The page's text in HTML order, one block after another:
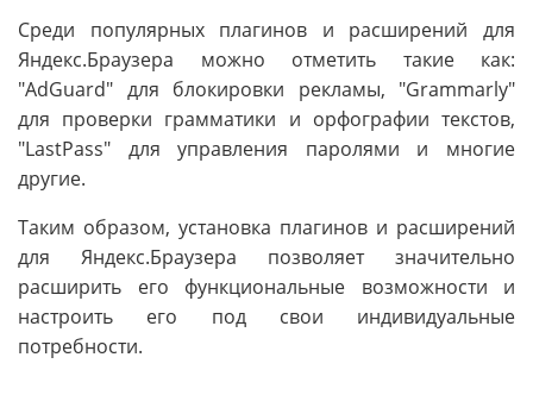
Среди популярных плагинов и расширений для
Яндекс.Браузера можно отметить такие как:
"AdGuard" для блокировки рекламы, "Grammarly"
для проверки грамматики и орфографии текстов,
"LastPass" для управления паролями и многие
другие.
Таким образом, установка плагинов и расширений
для Яндекс.Браузера позволяет значительно
расширить его функциональные возможности и
настроить его под свои индивидуальные
потребности.